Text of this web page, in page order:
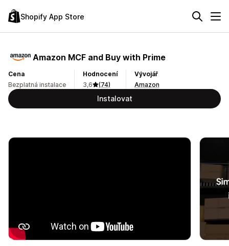
Shopify App Store
Amazon MCF and Buy with Prime
Cena
Bezplatná instalace
Hodnocení
3,6
(74)
Vývojář
Amazon
Instalovat